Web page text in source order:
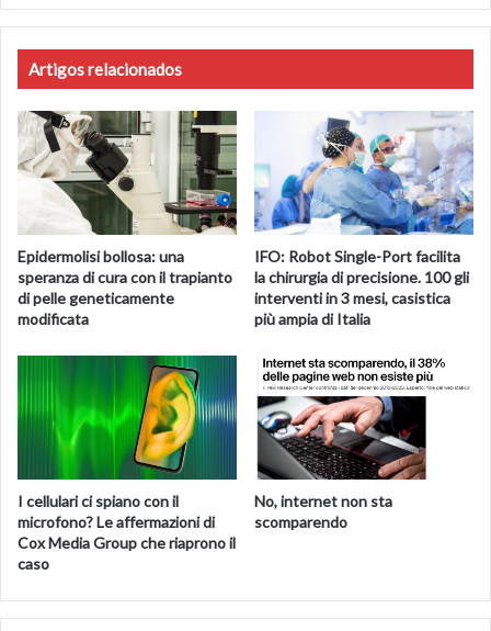
Artigos relacionados
Epidermolisi bollosa: una
speranza di cura con il trapianto
di pelle geneticamente
modificata
IFO: Robot Single-Port facilita
la chirurgia di precisione. 100 gli
interventi in 3 mesi, casistica
più ampia di Italia
I cellulari ci spiano con il
microfono? Le affermazioni di
Cox Media Group che riaprono il
caso
No, internet non sta
scomparendo